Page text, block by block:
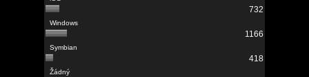
732
1166
418